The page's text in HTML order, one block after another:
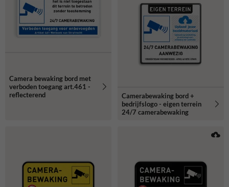
Camera bewaking bord met
verboden toegang art.461 -
reflecterend
Camerabewaking bord +
bedrijfslogo - eigen terrein
24/7 camerabewaking